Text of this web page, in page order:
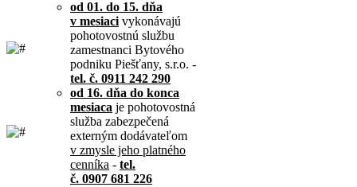
od 01. do 15. dňa
v mesiaci vykonávajú
pohotovostnú službu
zamestnanci Bytového
podniku Piešťany, s.r.o. -
tel. č. 0911 242 290
od 16. dňa do konca
mesiaca je pohotovostná
služba zabezpečená
externým dodávateľom
v zmysle jeho platného
cenníka - tel.
č. 0907 681 226